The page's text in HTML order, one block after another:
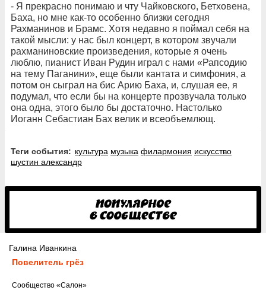
- Я прекрасно понимаю и чту Чайковского, Бетховена,
Баха, но мне как-то особенно близки сегодня
Рахманинов и Брамс. Хотя недавно я поймал себя на
такой мысли: у нас был концерт, в котором звучали
рахманиновские произведения, которые я очень
люблю, пианист Иван Рудин играл с нами «Рапсодию
на тему Паганини», еще были кантата и симфония, а
потом он сыграл на бис Арию Баха, и, слушая ее, я
подумал, что если бы на концерте прозвучала только
она одна, этого было бы достаточно. Настолько
Иоганн Себастиан Бах велик и всеобъемлющ.
Теги события: культура музыка филармония искусство
шустин александр
Галина Иванкина
Повелитель грёз
Cообщество «Салон»